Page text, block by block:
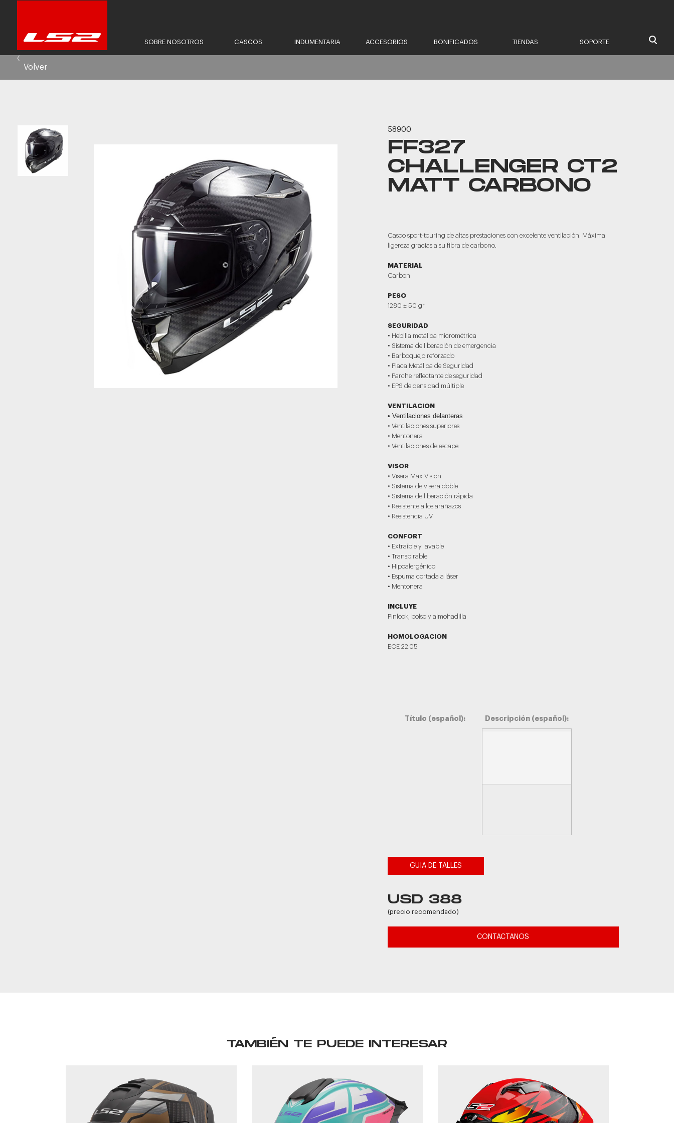
SOBRE NOSOTROS CASCOS INDUMENTARIA ACCESORIOS BONIFICADOS TIENDAS SOPORTE
Volver
58900
FF327
CHALLENGER CT2
MATT CARBONO
Casco sport-touring de altas prestaciones con excelente ventilación. Máxima
ligereza gracias a su fibra de carbono.
MATERIAL
Carbon
PESO
1280 ± 50 gr.
SEGURIDAD
• Hebilla metálica micrométrica
• Sistema de liberación de emergencia
• Barboquejo reforzado
• Placa Metálica de Seguridad
• Parche reflectante de seguridad
• EPS de densidad múltiple
VENTILACION
• Ventilaciones delanteras
• Ventilaciones superiores
• Mentonera
• Ventilaciones de escape
VISOR
• Visera Max Vision
• Sistema de visera doble
• Sistema de liberación rápida
• Resistente a los arañazos
• Resistencia UV
CONFORT
• Extraíble y lavable
• Transpirable
• Hipoalergénico
• Espuma cortada a láser
• Mentonera
INCLUYE
Pinlock, bolso y almohadilla
HOMOLOGACION
ECE 22.05
Título (español): Descripción (español):
GUIA DE TALLES
USD 388
(precio recomendado)
CONTACTANOS
TAMBIÉN TE PUEDE INTERESAR